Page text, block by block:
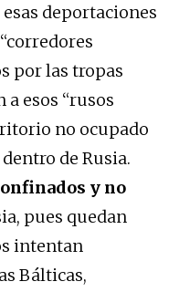
deportaciones
por las tropas
esos “rusos
no ocupado
de Rusia.
y no
pues quedan
intentan
Bálticas,